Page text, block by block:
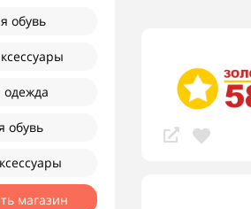
обувь
одежда
обувь
магазин